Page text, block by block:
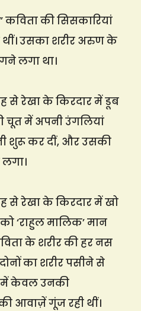
की सिसकारियां
उसका शरीर अरुण के
लगा था।
से रेखा के किरदार में डूब
चूत में अपनी उंगलियां
शुरू कर दीं, और उसकी
से रेखा के किरदार में खो
‘राहुल मालिक’ मान
के शरीर की हर नस
का शरीर पसीने से
केवल उनकी
आवाज़ें गूंज रही थीं।